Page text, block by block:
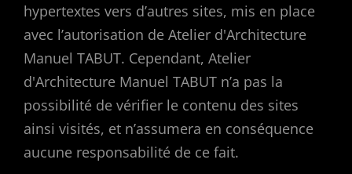
hypertextes vers d’autres sites, mis en place
avec l’autorisation de Atelier d'Architecture
Manuel TABUT. Cependant, Atelier
d'Architecture Manuel TABUT n’a pas la
possibilité de vérifier le contenu des sites
ainsi visités, et n’assumera en conséquence
aucune responsabilité de ce fait.